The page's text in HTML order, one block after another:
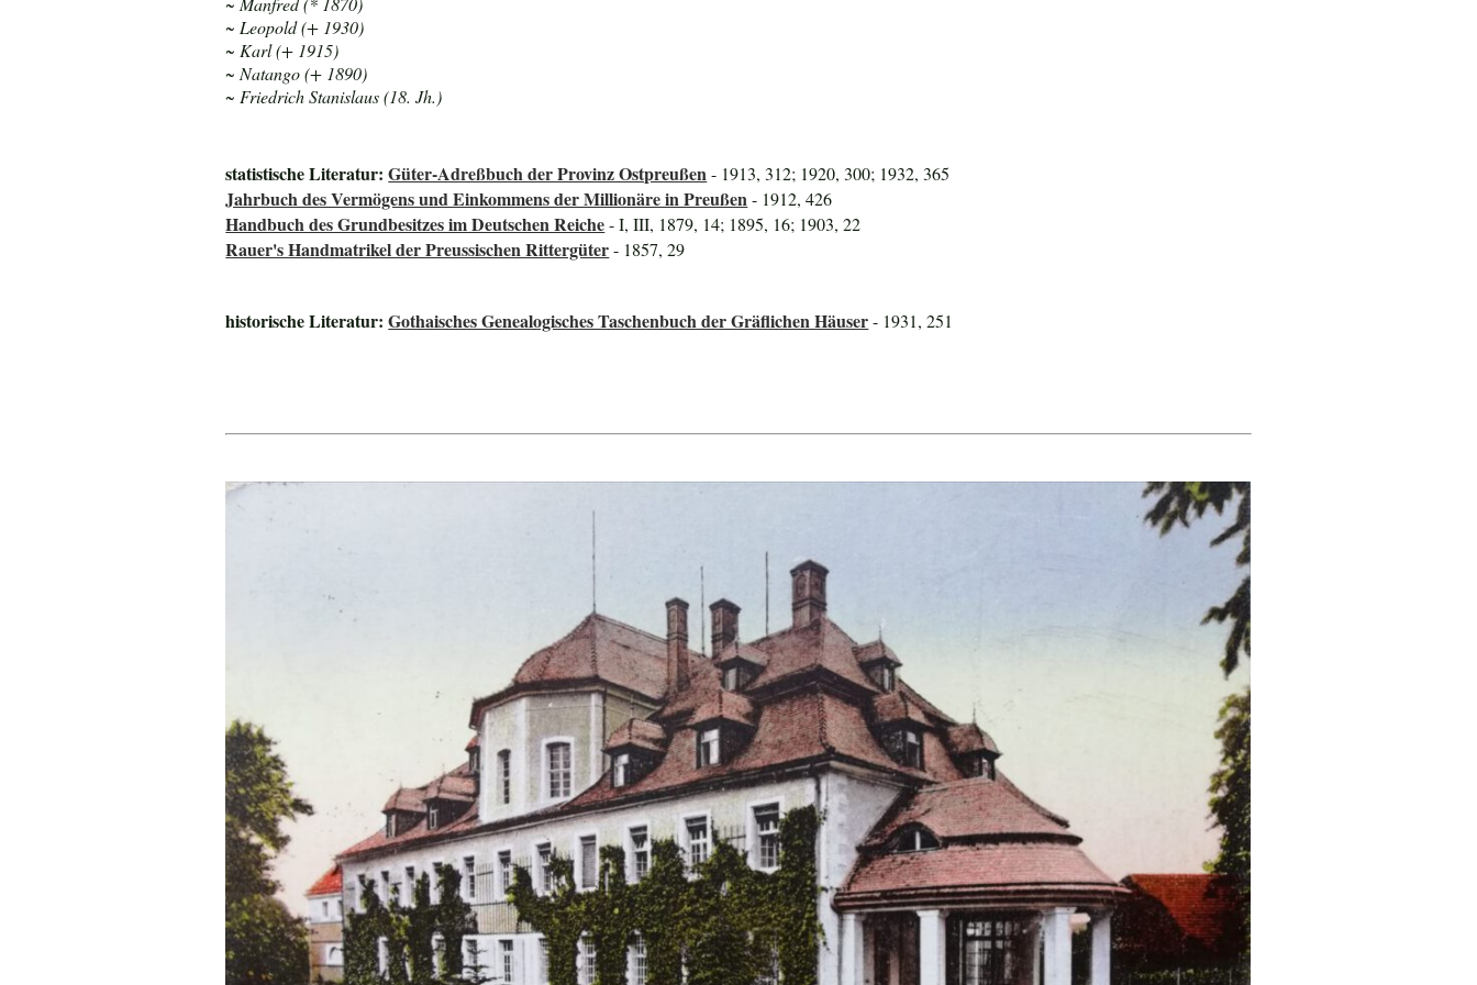
~ Leopold (+ 1930)
~ Karl (+ 1915)
~ Natango (+ 1890)
~ Friedrich Stanislaus (18. Jh.)
statistische Literatur:Güter-Adreßbuch der Provinz Ostpreußen- 1913, 312; 1920, 300; 1932, 365
Jahrbuch des Vermögens und Einkommens der Millionäre in Preußen- 1912, 426
Handbuch des Grundbesitzes im Deutschen Reiche- I, III, 1879, 14; 1895, 16; 1903, 22
Rauer's Handmatrikel der Preussischen Rittergüter- 1857, 29
historische Literatur:Gothaisches Genealogisches Taschenbuch der Gräflichen Häuser- 1931, 251